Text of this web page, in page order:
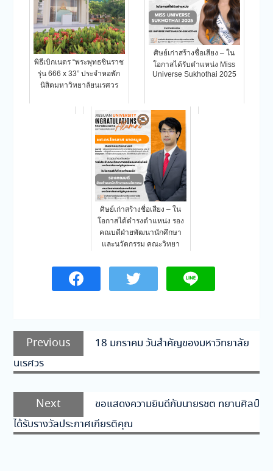
พิธีเบิกเนตร “พระพุทธชินราช
รุ่น 666 x 33” ประจำหอพัก
นิสิตมหาวิทยาลัยนเรศวร
ศิษย์เก่าสร้างชื่อเสียง – ใน
โอกาสได้รับตำแหน่ง Miss
Universe Sukhothai 2025
ศิษย์เก่าสร้างชื่อเสียง – ใน
โอกาสได้ดำรงตำแหน่ง รอง
คณบดีฝ่ายพัฒนานักศึกษา
และนวัตกรรม คณะวิทยา
แนะแนว
เรื่อง
Previous
Previous
post:
18 มกราคม วันสำคัญของมหาวิทยาลัย
นเรศวร
Next
post:
ขอแสดงความยินดีกับนายรชต ทยานศิลป์
ได้รับรางวัลประกาศเกียรติคุณ